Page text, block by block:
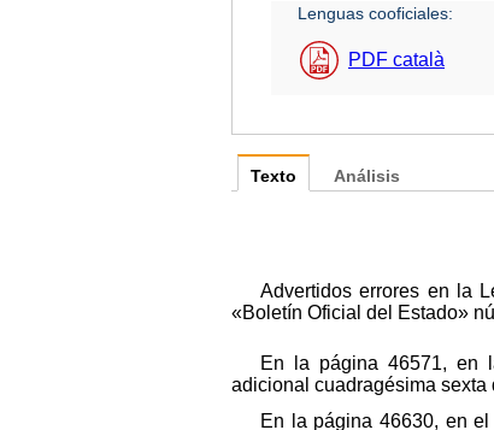
Lenguas cooficiales:
PDF català
Texto
Advertidos errores en la
«Boletín Oficial del Estado»
En la página 46571, en
adicional cuadragésima
En la página 46630, en
Análisis